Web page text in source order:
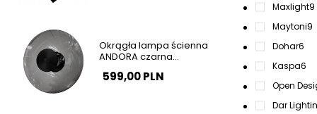
Okrągła lampa ścienna
ANDORA czarna
3000K szkalna
599,00 PLN
Maxlight9
Maytoni9
Dohar6
Kaspa6
Open
Dar